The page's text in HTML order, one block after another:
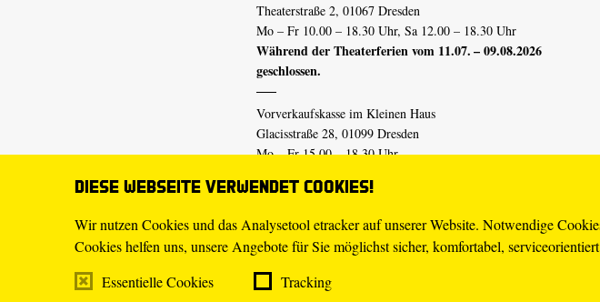
Diese Webseite verwendet Cookies!
Wir nutzen Cookies und das Analysetool etracker auf unserer Website. Notwendige
Cookies helfen uns, unsere Angebote für Sie möglichst sicher, komfortabel,
Essentielle Cookies
Tracking
Theaterstraße 2, 01067 Dresden
Mo – Fr 10.00 – 18.30 Uhr, Sa 12.00 – 18.30 Uhr
Während der Theaterferien vom 11.07. – 09.08.2026
geschlossen.
Vorverkaufskasse im Kleinen Haus
Glacisstraße 28, 01099 Dresden
Mo – Fr 15.00 – 18.30 Uhr
geschlossen.
E-Mail tickets@staatsschauspiel-dresden.de
Telefon 0351.49 13-555
Mo – Fr 10.00 – 18.30 Uhr